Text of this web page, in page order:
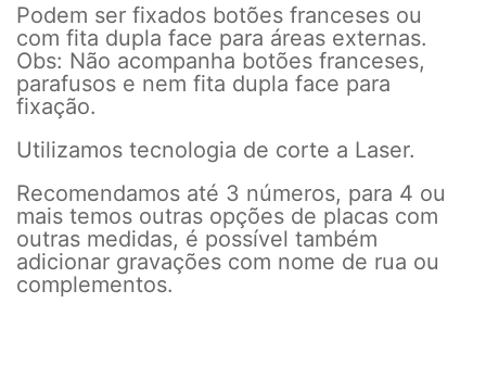
Podem ser fixados botões franceses ou
com fita dupla face para áreas externas.
Obs: Não acompanha botões franceses,
parafusos e nem fita dupla face para
fixação.
Utilizamos tecnologia de corte a Laser.
Recomendamos até 3 números, para 4 ou
mais temos outras opções de placas com
outras medidas, é possível também
adicionar gravações com nome de rua ou
complementos.